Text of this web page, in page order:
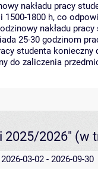
nakładu pracy
1800 h, co
nakładu
25-30 godzinom
studenta
do zaliczenia
2025/2026" (w
2026-03-02 - 2026-09-30